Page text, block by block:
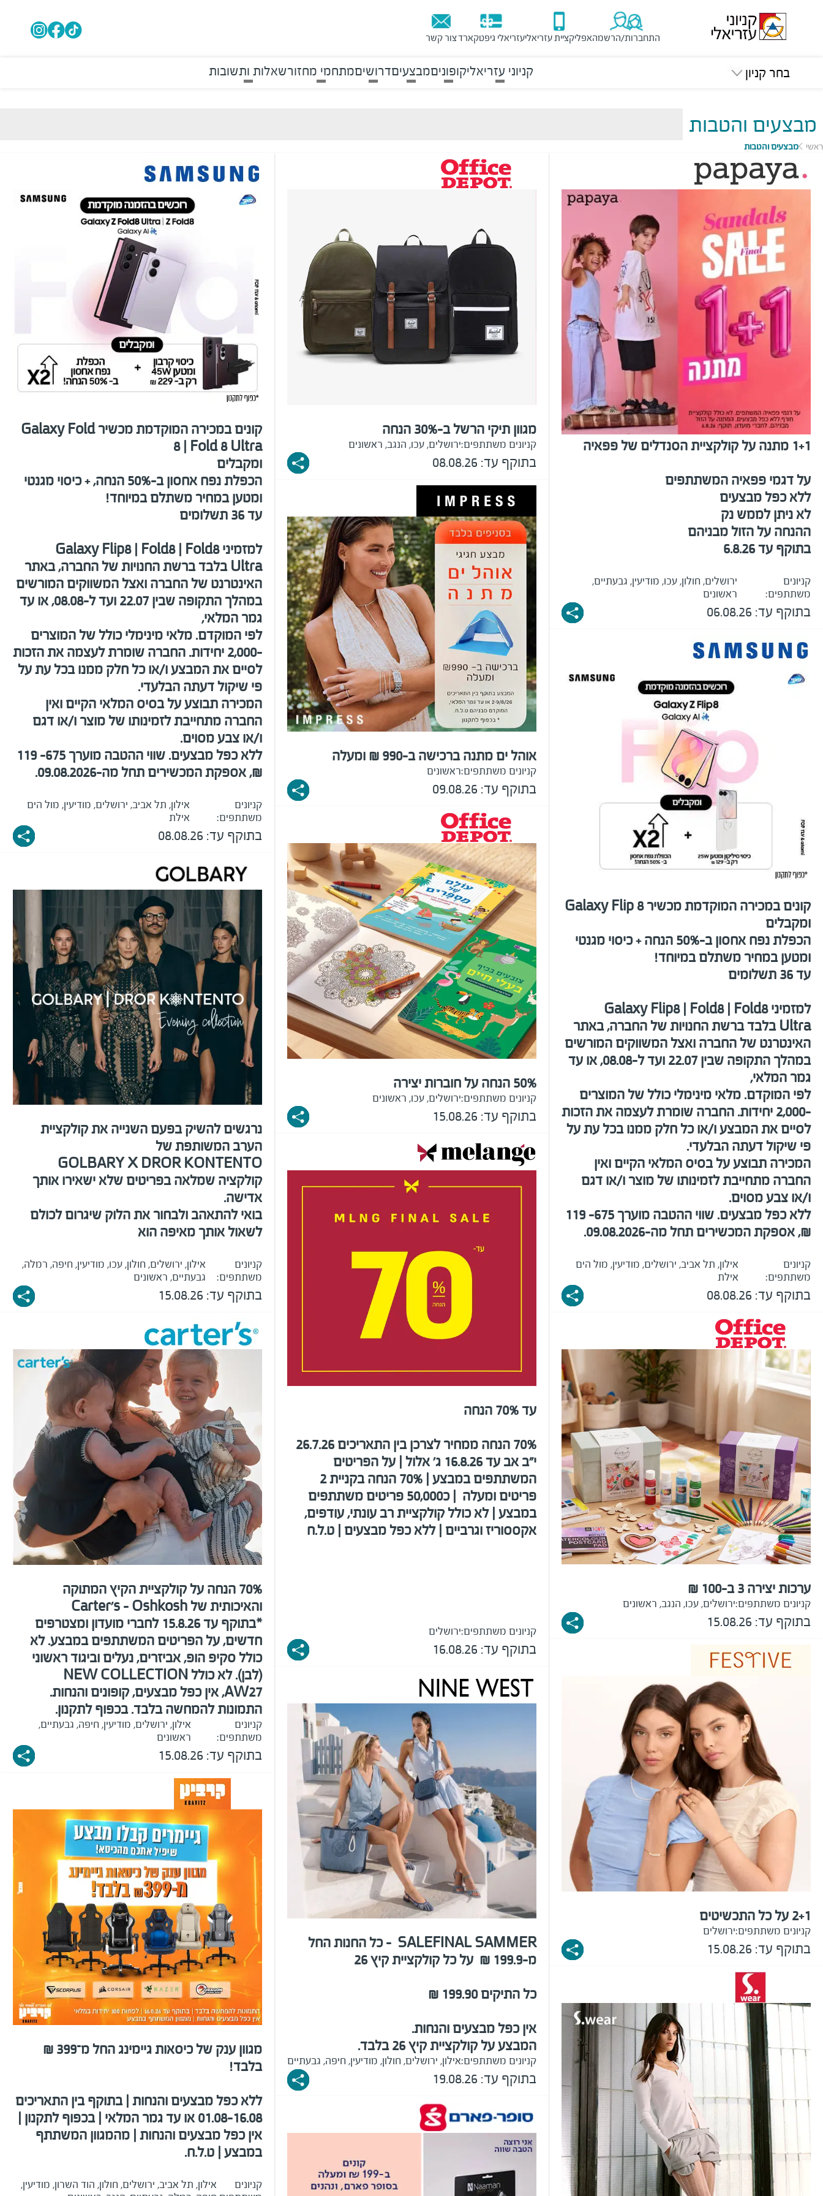
התחברות/הרשמהאפליקציית עזריאליעזריאלי גיפטקארדצור קשר
בחר קניון קניוני עזריאליקופוניםמבצעיםדרושיםמתחמי מחזורשאלות ותשובות
מבצעים והטבות
ראשי מבצעים והטבות
1+1 מתנה על קולקציית הסנדלים של פפאיה
על דגמי פפאיה המשתתפים
ללא כפל מבצעים
לא ניתן לממש נק
ההנחה על הזול מבניהם
בתוקף עד 6.8.26
קניונים
משתתפים:
ירושלים, חולון, עכו, מודיעין, גבעתיים,
ראשונים
בתוקף עד: 06.08.26
קונים במכירה המוקדמת מכשיר Galaxy Flip 8
ומקבלים
הכפלת נפח אחסון ב-50% הנחה+ כיסוי מגנטי
ומטען במחיר משתלם במיוחד!
עד 36 תשלומים
למזמיניGalaxy Flip8 | Fold8 | Fold8
Ultra בלבד ברשת החנויות של החברה, באתר
האינטרנט של החברה ואצל המשווקים המורשים
במהלך התקופה שבין22.07
ועד ל-08.08, או עד
גמר המלאי,
לפי המוקדם. מלאי מינימלי כולל של המוצרים
-2,000 יחידות. החברה שומרת לעצמה את הזכות
לסיים את המבצע ו/או כל חלק ממנו בכל עת על
פי שיקול דעתה הבלעדי.
המכירה תבוצע על בסיס המלאי הקיים ואין
החברה מתחייבת לזמינותו של מוצר ו/או דגם
ו/או צבע מסוים.
ללא כפל מבצעים. שווי ההטבה מוערך 675– 119
₪, אספקת המכשירים תחל מה-09.08.2026.
קניונים
משתתפים:
אילון, תל אביב, ירושלים, מודיעין, מול הים
אילת
בתוקף עד: 08.08.26
ערכות יצירה 3 ב-100 ₪
קניונים משתתפים:ירושלים, עכו, הנגב, ראשונים
בתוקף עד: 15.08.26
2+1 על כל התכשיטים
קניונים משתתפים:ירושלים
בתוקף עד: 15.08.26
מגוון תיקי הרשל ב-30% הנחה
קניונים משתתפים:ירושלים, עכו, הנגב, ראשונים
בתוקף עד: 08.08.26
אוהל ים מתנה ברכישה ב-990 ₪ ומעלה
קניונים משתתפים:ראשונים
בתוקף עד: 09.08.26
50% הנחה על חוברות יצירה
קניונים משתתפים:ירושלים, עכו, ראשונים
בתוקף עד: 15.08.26
עד 70% הנחה
70% הנחה ממחיר לצרכן בין התאריכים 26.7.26
י"ב אב עד 16.8.26 ג' אלול | על הפריטים
המשתתפים במבצע | 70% הנחה בקניית 2
פריטים ומעלה | כ50,000 פריטים משתתפים
במבצע | לא כולל קולקציית רב עונתי, עודפים,
אקססוריז וגרביים | ללא כפל מבצעים | ט.ל.ח
קניונים משתתפים:ירושלים
בתוקף עד: 16.08.26
FINAL SAMMER
SALE
- כל החנות החל
מ-199.9
₪ על כל קולקציית קיץ 26
כל התיקים 199.90 ₪
אין כפל מבצעים והנחות.
המבצע על קולקציית קיץ 26 בלבד.
קניונים משתתפים:אילון, ירושלים, חולון, מודיעין, חיפה, גבעתיים
בתוקף עד: 19.08.26
קונים במכירה המוקדמת מכשיר Galaxy Fold
8 | Fold 8 Ultra
ומקבלים
הכפלת נפח אחסון ב-50% הנחה,+ כיסוי מגנטי
ומטען במחיר משתלם במיוחד!
עד 36 תשלומים
למזמיניGalaxy Flip8 | Fold8 | Fold8
Ultra בלבד ברשת החנויות של החברה, באתר
האינטרנט של החברה ואצל המשווקים המורשים
במהלך התקופה שבין22.07
ועד ל-08.08, או עד
גמר המלאי,
לפי המוקדם. מלאי מינימלי כולל של המוצרים
-2,000 יחידות. החברה שומרת לעצמה את הזכות
לסיים את המבצע ו/או כל חלק ממנו בכל עת על
פי שיקול דעתה הבלעדי.
המכירה תבוצע על בסיס המלאי הקיים ואין
החברה מתחייבת לזמינותו של מוצר ו/או דגם
ו/או צבע מסוים.
ללא כפל מבצעים. שווי ההטבה מוערך 675– 119
₪, אספקת המכשירים תחל מה-09.08.2026.
קניונים
משתתפים:
אילון, תל אביב, ירושלים, מודיעין, מול הים
אילת
בתוקף עד: 08.08.26
נרגשים להשיק בפעם השנייה את קולקציית
הערב המשותפת של
GOLBARY X DROR KONTENTO
קולקציה שמלאה בפריטים שלא ישאירו אותך
אדישה.
בואי להתאהב ולבחור את הלוק שיגרום לכולם
לשאול אותך מאיפה הוא
קניונים
משתתפים:
אילון, ירושלים, חולון, עכו, מודיעין, חיפה, רמלה,
גבעתיים, ראשונים
בתוקף עד: 15.08.26
70% הנחה על קולקציית הקיץ המתוקה
והאיכותית של Carter's - Oshkosh
*בתוקף עד 15.8.26 לחברי מועדון ומצטרפים
חדשים, על הפריטים המשתתפים במבצע. לא
כולל סקיפ הופ, אביזרים, נעלים וביגוד ראשוני
(לבן). לא כולל NEW COLLECTION
AW27, אין כפל מבצעים, קופונים והנחות.
התמונות להמחשה בלבד. בכפוף לתקנון.
קניונים
משתתפים:
אילון, ירושלים, מודיעין, חיפה, גבעתיים,
ראשונים
בתוקף עד: 15.08.26
מגוון ענק של כיסאות גיימינג החל מ־399 ₪
בלבד!
ללא כפל מבצעים והנחות | בתוקף בין התאריכים
01.08-16.08 או עד גמר המלאי | בכפוף לתקנון |
אין כפל מבצעים והנחות | מהמגוון המשתתף
במבצע | ט.ל.ח.
קניונים
אילון, תל אביב, ירושלים, חולון, הוד השרון, מודיעין,